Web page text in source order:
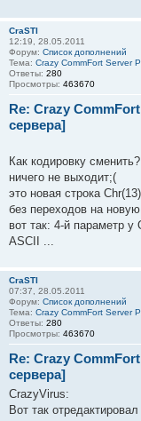
CraSTI
12:19, 28.05.2011
Форум: Список дополнений
Тема: Crazy CommFort Server
Ответы: 280
Просмотры: 463670
Re: Crazy
сервера]
Как кодировку
ничего не выходит;(
это новая строка
без переходов на
вот так: 4-й параметр
ASCII ...
CraSTI
07:37, 28.05.2011
Форум: Список дополнений
Тема: Crazy CommFort Server
Ответы: 280
Просмотры: 463670
Re: Crazy
сервера]
CrazyVirus:
Вот так